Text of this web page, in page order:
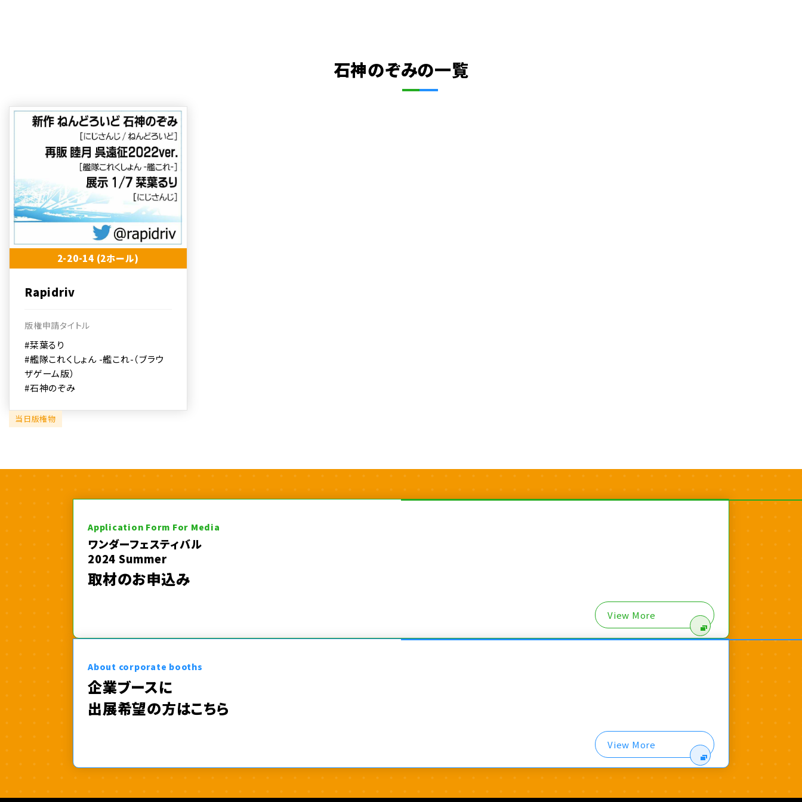
石神のぞみの一覧
2-20-14 (2ホール)
Rapidriv
版権申請タイトル
#栞葉るり
#艦隊これくしょん -艦これ-（ブラウ
ザゲーム版）
#石神のぞみ
当日版権物
Application Form For Media
ワンダーフェスティバル
2024 Summer
取材のお申込み
View More
About corporate booths
企業ブースに
出展希望の方はこちら
View More